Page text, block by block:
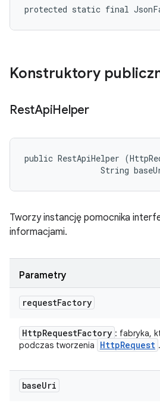
protected static final
Konstruktory
RestApiHelper
public RestApiHelper
String
Tworzy instancję pomocnika
informacjami.
Parametry
requestFactory
HttpRequestFactory : fabryka,
podczas tworzenia
HttpRequest .
baseUri